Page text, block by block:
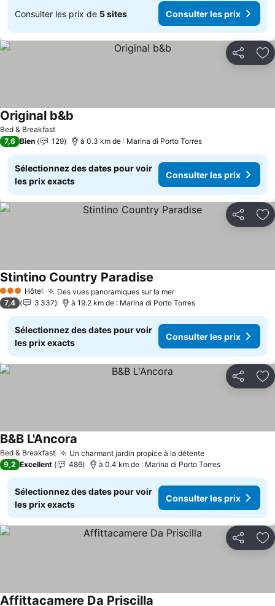
Consulter les prix de 5 sites Consulter les prix
Partager
Bed & Breakfast
Original b&b
7,6 Bien 129 à 0.3 km de : Marina di Porto Torres
Sélectionnez des dates pour voir
les prix exacts
Consulter les prix
Partager
3 ÉtoilesHôtel Des vues panoramiques sur la mer
Stintino Country Paradise
7,4 3 337 à 19.2 km de : Marina di Porto Torres
Sélectionnez des dates pour voir
les prix exacts
Consulter les prix
Partager
Bed & Breakfast Un charmant jardin propice à la détente
B&B L'Ancora
9,2 Excellent 486 à 0.4 km de : Marina di Porto Torres
Sélectionnez des dates pour voir
les prix exacts
Consulter les prix
Partager
Affittacamere Da Priscilla